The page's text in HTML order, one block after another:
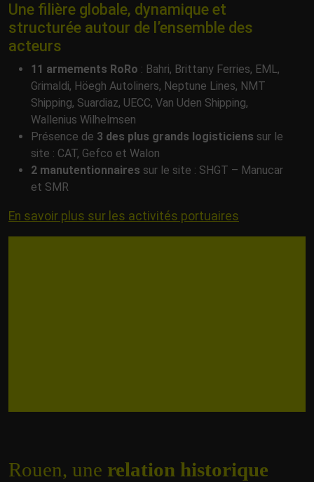
Une filière globale, dynamique et
structurée autour de l’ensemble des
acteurs
11 armements RoRo : Bahri, Brittany Ferries, EML,
Grimaldi, Höegh Autoliners, Neptune Lines, NMT
Shipping, Suardiaz, UECC, Van Uden Shipping,
Wallenius Wilhelmsen
Présence de 3 des plus grands logisticiens sur le
site : CAT, Gefco et Walon
2 manutentionnaires sur le site : SHGT – Manucar
et SMR
En savoir plus sur les activités portuaires
Rouen, une relation historique